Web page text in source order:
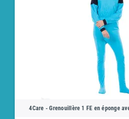
4Care - Grenouillère 1 FE en éponge